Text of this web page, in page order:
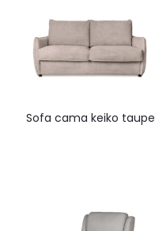
sofa cama keiko taupe